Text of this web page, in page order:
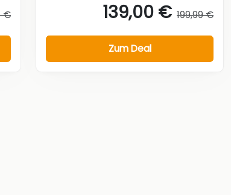
€ 139,00 € 199,99 €
Zum Deal